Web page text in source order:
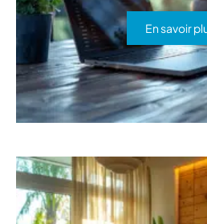
En savoir